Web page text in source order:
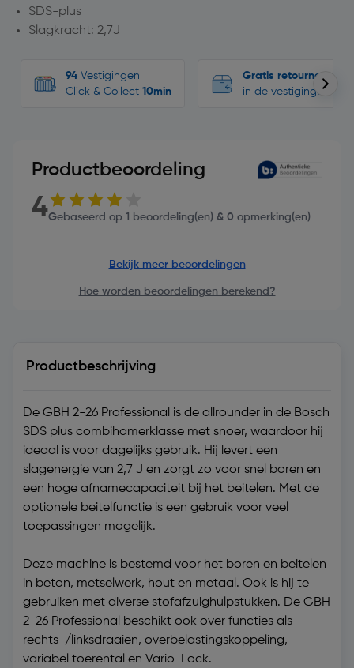
SDS-plus
Slagkracht: 2,7J
94 Vestigingen
Click & Collect 10min
Gratis retourneren
in de vestigingen
Productbeoordeling
4Gebaseerd op 1 beoordeling(en) & 0 opmerking(en)
Bekijk meer beoordelingen
Hoe worden beoordelingen berekend?
Productbeschrijving
De GBH 2-26 Professional is de allrounder in de Bosch
SDS plus combihamerklasse met snoer, waardoor hij
ideaal is voor dagelijks gebruik. Hij levert een
slagenergie van 2,7 J en zorgt zo voor snel boren en
een hoge afnamecapaciteit bij het beitelen. Met de
optionele beitelfunctie is een gebruik voor veel
toepassingen mogelijk.
Deze machine is bestemd voor het boren en beitelen
in beton, metselwerk, hout en metaal. Ook is hij te
gebruiken met diverse stofafzuighulpstukken. De GBH
2-26 Professional beschikt ook over functies als
rechts-/linksdraaien, overbelastingskoppeling,
variabel toerental en Vario-Lock.